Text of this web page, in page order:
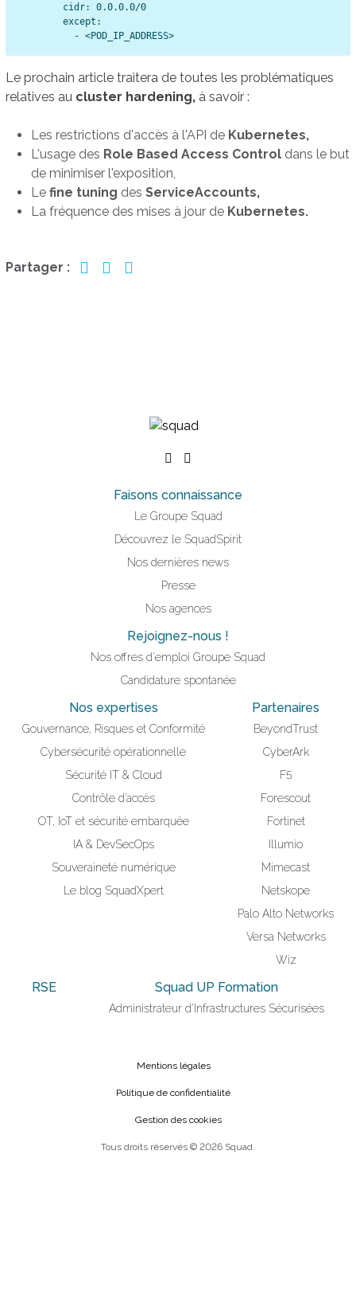
        cidr: 0.0.0.0/0
        except:
Le prochain article traitera de toutes les problématiques
relatives au cluster hardening, à savoir :
Les restrictions d'accès à l'API de Kubernetes,
L'usage des Role Based Access Control dans le but
de minimiser l'exposition,
Le fine tuning des ServiceAccounts,
La fréquence des mises à jour de Kubernetes.
Partager :
Faisons connaissance
Le Groupe Squad
Découvrez le SquadSpirit
Nos dernières news
Presse
Nos agences
Rejoignez-nous !
Nos offres d'emploi Groupe Squad
Candidature spontanée
Nos expertises
Gouvernance, Risques et Conformité
Cybersécurité opérationnelle
Sécurité IT & Cloud
Contrôle d’accès
OT, IoT et sécurité embarquée
IA & DevSecOps
Souveraineté numérique
Le blog SquadXpert
Partenaires
BeyondTrust
CyberArk
F5
Forescout
Fortinet
Illumio
Mimecast
Netskope
Palo Alto Networks
Versa Networks
Wiz
RSE Squad UP Formation
Administrateur d'Infrastructures Sécurisées
Mentions légales
Politique de confidentialité
Gestion des cookies
Tous droits réservés © 2026 Squad.